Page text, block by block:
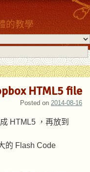
的教學
HTML5 file
Posted on 2014-08-16
HTML5 ，再放到
的 Flash Code